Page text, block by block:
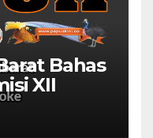
Bahas
XII